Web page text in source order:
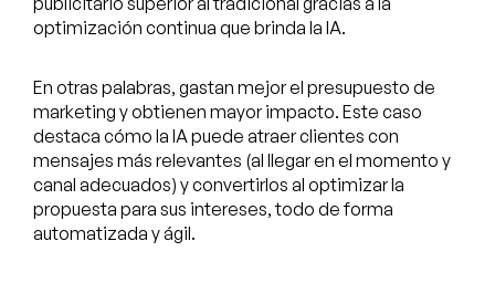
optimización continua que brinda la IA.
En otras palabras, gastan mejor el presupuesto de
marketing y obtienen mayor impacto. Este caso
destaca cómo la IA puede atraer clientes con
mensajes más relevantes (al llegar en el momento y
canal adecuados) y convertirlos al optimizar la
propuesta para sus intereses, todo de forma
automatizada y ágil.